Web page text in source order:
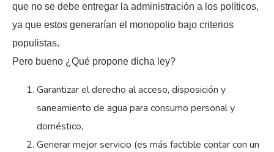
que no se debe entregar la administración a los políticos,
ya que estos generarían el monopolio bajo criterios
populistas.
Pero bueno ¿Qué propone dicha ley?
Garantizar el derecho al acceso, disposición y
saneamiento de agua para consumo personal y
doméstico,
Generar mejor servicio (es más factible contar con un